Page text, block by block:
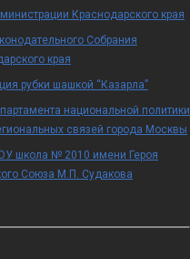
Краснодарского края
Собрания
края
рубки шашкой “Казарла”
национальной политики
связей города Москвы
школа № 2010 имени Героя
Союза М.П. Судакова